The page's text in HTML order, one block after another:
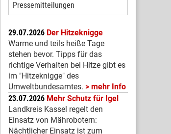
Pressemitteilungen
29.07.2026 Der Hitzeknigge
Warme und teils heiße Tage
stehen bevor. Tipps für das
richtige Verhalten bei Hitze gibt es
im "Hitzeknigge" des
Umweltbundesamtes.
mehr Info
23.07.2026 Mehr Schutz für Igel
Landkreis Kassel regelt den
Einsatz von Mährobotern:
Nächtlicher Einsatz ist zum